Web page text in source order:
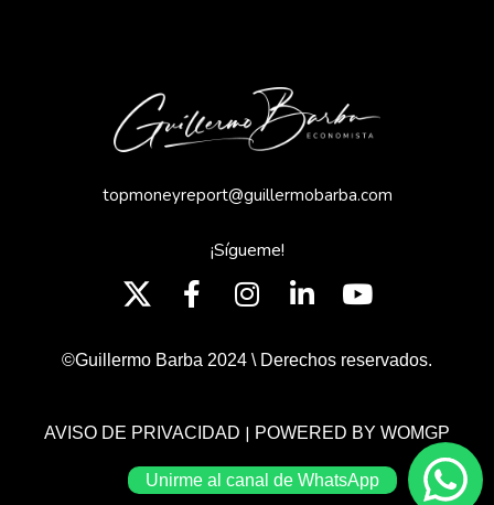
topmoneyreport@guillermobarba.com
¡Sígueme!
©Guillermo Barba 2024 \ Derechos reservados.
AVISO DE PRIVACIDAD | POWERED BY WOMGP
Unirme al canal de WhatsApp